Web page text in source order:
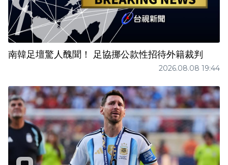
南韓足壇驚人醜聞！ 足協挪公款性招待外籍裁判
2026.08.08 19:44